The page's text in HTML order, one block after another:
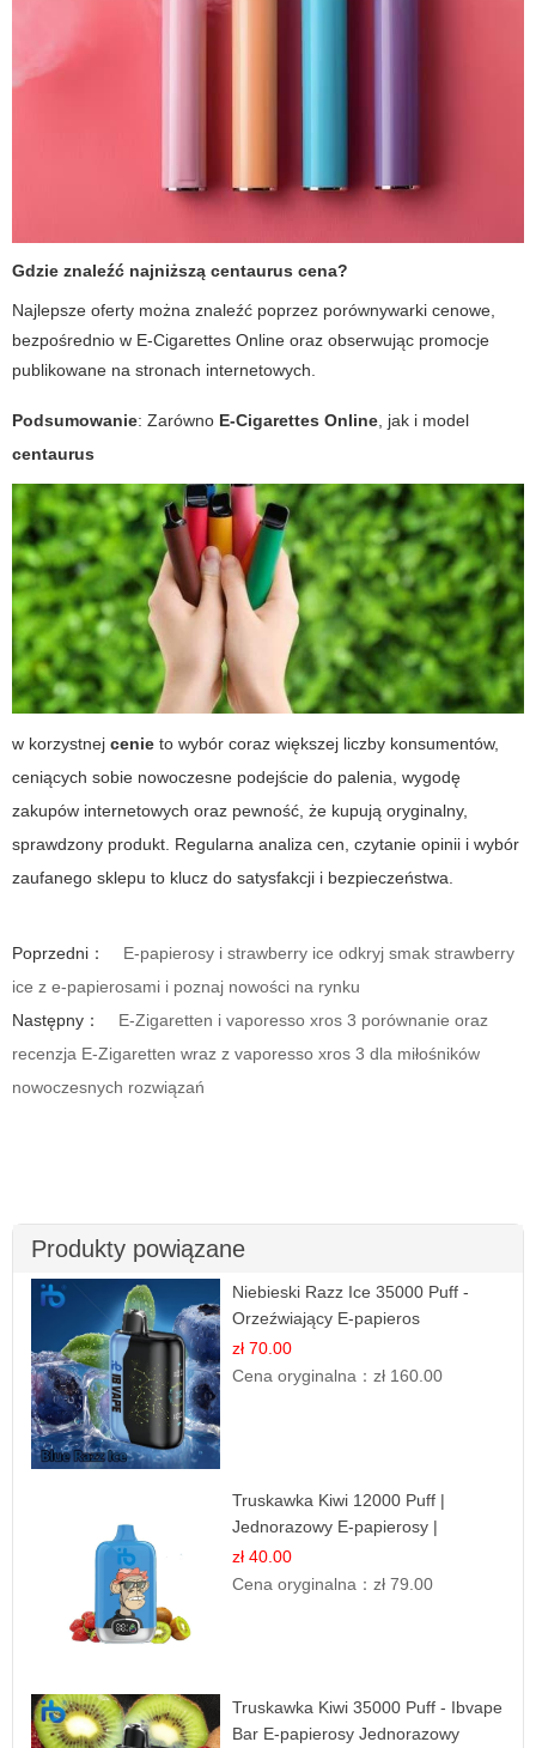
Gdzie znaleźć najniższą centaurus cena?
Najlepsze oferty można znaleźć poprzez porównywarki cenowe,
bezpośrednio w E-Cigarettes Online oraz obserwując promocje
publikowane na stronach internetowych.
Podsumowanie: Zarówno E-Cigarettes Online , jak i model
centaurus
w korzystnej cenie to wybór coraz większej liczby konsumentów,
ceniących sobie nowoczesne podejście do palenia, wygodę
zakupów internetowych oraz pewność, że kupują oryginalny,
sprawdzony produkt. Regularna analiza cen, czytanie opinii i wybór
zaufanego sklepu to klucz do satysfakcji i bezpieczeństwa.
Poprzedni：
E-papierosy i strawberry ice odkryj smak strawberry
ice z e-papierosami i poznaj nowości na rynku
Następny：
E-Zigaretten i vaporesso xros 3 porównanie oraz
recenzja E-Zigaretten wraz z vaporesso xros 3 dla miłośników
nowoczesnych rozwiązań
Produkty powiązane
Niebieski Razz Ice 35000 Puff -
Orzeźwiający E-papieros
Jednorazowy | IBVAPE
zł 70.00
Cena oryginalna：zł 160.00
Truskawka Kiwi 12000 Puff |
Jednorazowy E-papierosy |
Owocowa Mieszanka
zł 40.00
Cena oryginalna：zł 79.00
Truskawka Kiwi 35000 Puff - Ibvape
Bar E-papierosy Jednorazowy